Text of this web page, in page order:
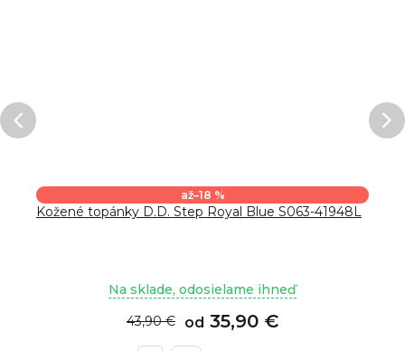
až–18 %
Kožené topánky D.D. Step Royal Blue S063-41948L
Na sklade, odosielame ihneď
od 35,90 €
43,90 €